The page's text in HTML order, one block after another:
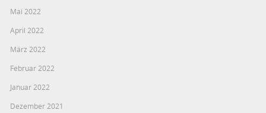
Mai 2022
April 2022
März 2022
Februar 2022
Januar 2022
Dezember 2021